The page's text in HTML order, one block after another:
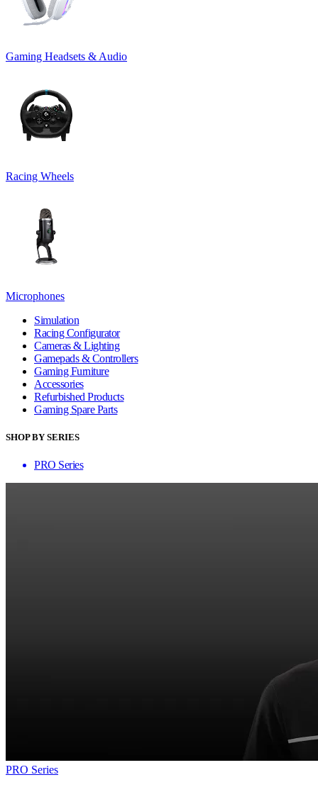
Gaming Headsets & Audio
Racing Wheels
Microphones
Simulation
Racing Configurator
Cameras & Lighting
Gamepads & Controllers
Gaming Furniture
Accessories
Refurbished Products
Gaming Spare Parts
SHOP BY SERIES
PRO Series
PRO Series